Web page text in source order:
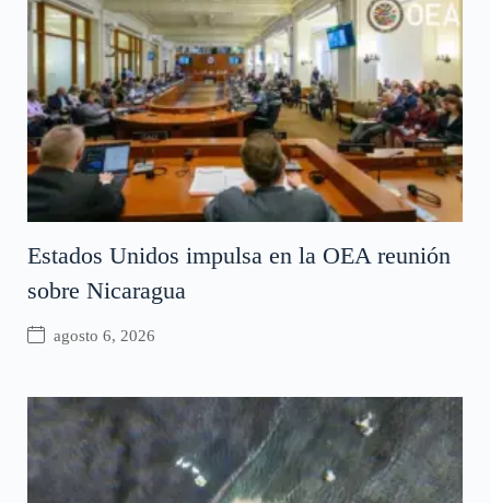
Estados Unidos impulsa en la OEA reunión
sobre Nicaragua
agosto 6, 2026